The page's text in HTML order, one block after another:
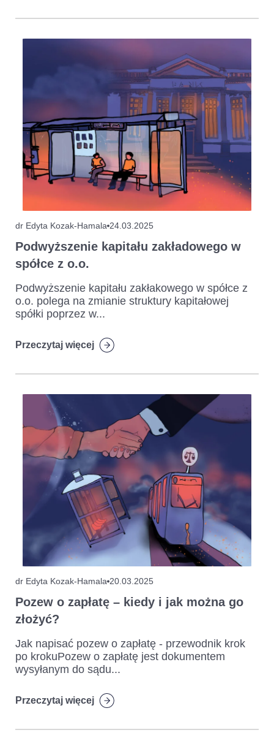
dr Edyta Kozak-Hamala 24.03.2025
Podwyższenie kapitału zakładowego w
spółce z o.o.
Podwyższenie kapitału zakłakowego w spółce z
o.o. polega na zmianie struktury kapitałowej
spółki poprzez w...
Przeczytaj więcej
dr Edyta Kozak-Hamala 20.03.2025
Pozew o zapłatę – kiedy i jak można go
złożyć?
Jak napisać pozew o zapłatę - przewodnik krok
po krokuPozew o zapłatę jest dokumentem
wysyłanym do sądu...
Przeczytaj więcej